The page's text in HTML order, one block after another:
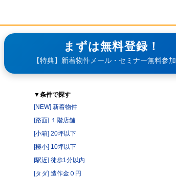
まずは無料登録！
【特典】新着物件メール・セミナー無料参
▼条件で探す
[NEW] 新着物件
[路面] １階店舗
[小箱] 20坪以下
[極小] 10坪以下
[駅近] 徒歩1分以内
[タダ] 造作金０円